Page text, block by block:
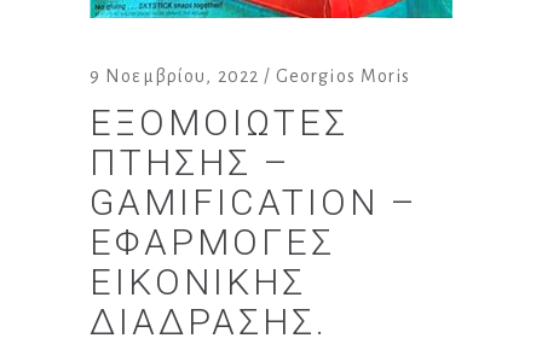
9 Νοεμβρίου, 2022 Georgios Moris
ΕΞΟΜΟΙΩΤΈΣ
ΠΤΉΣΗΣ –
GAMIFICATION –
ΕΦΑΡΜΟΓΈΣ
ΕΙΚΟΝΙΚΉΣ
ΔΙΆΔΡΑΣΗΣ.